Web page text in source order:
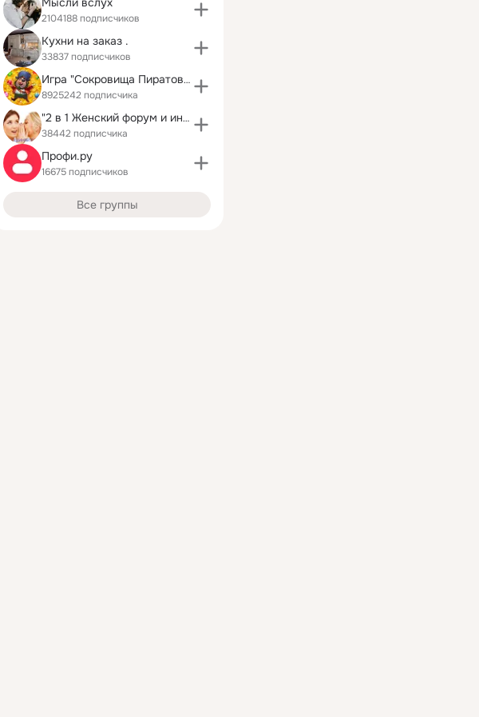
2104188 подписчиков
Кухни на заказ .
33837 подписчиков
Игра "Сокровища Пиратов" - официальная группа
8925242 подписчика
"2 в 1 Женский форум и интернет-магазин MODA61"
38442 подписчика
Профи.ру
16675 подписчиков
Все группы